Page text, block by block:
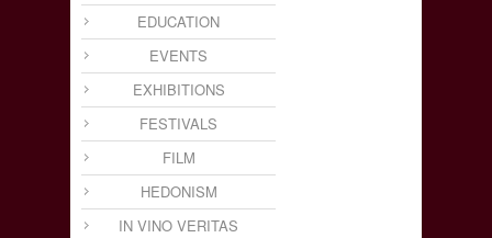
EDUCATION
EVENTS
EXHIBITIONS
FESTIVALS
FILM
HEDONISM
IN VINO VERITAS